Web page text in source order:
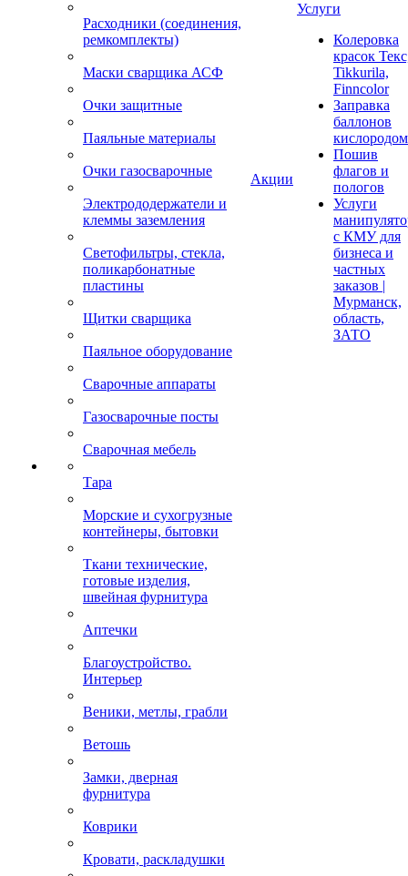
Расходники (соединения,
ремкомплекты)
Маски сварщика АСФ
Очки защитные
Паяльные материалы
Очки газосварочные
Электрододержатели и
клеммы заземления
Светофильтры, стекла,
поликарбонатные
пластины
Щитки сварщика
Паяльное оборудование
Сварочные аппараты
Газосварочные посты
Сварочная мебель
Тара
Морские и сухогрузные
контейнеры, бытовки
Ткани технические,
готовые изделия,
швейная фурнитура
Аптечки
Благоустройство.
Интерьер
Веники, метлы, грабли
Ветошь
Замки, дверная
фурнитура
Коврики
Кровати, раскладушки
Акции
Услуги
Колеровка
красок
Tikkurila,
Finncolor
Заправка
баллонов
кислородом
Пошив
флагов и
пологов
Услуги
с КМУ для
бизнеса и
частных
заказов |
Мурманск,
область,
ЗАТО